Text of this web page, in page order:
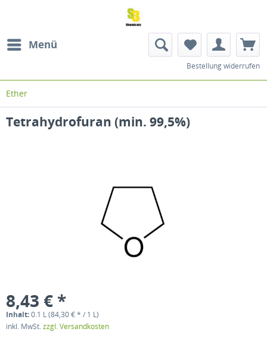
Menü
Bestellung widerrufen
Ether
Tetrahydrofuran (min. 99,5%)
8,43 € *
Inhalt:0.1 L (84,30 € * / 1 L)
inkl. MwSt.zzgl. Versandkosten